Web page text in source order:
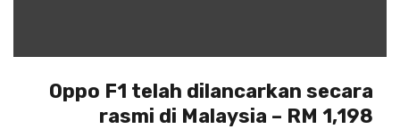
Oppo F1 telah dilancarkan secara
rasmi di Malaysia – RM 1,198